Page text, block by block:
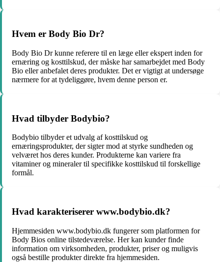
Hvem er Body Bio Dr?
Body Bio Dr kunne referere til en læge eller ekspert inden for
ernæring og kosttilskud, der måske har samarbejdet med Body
Bio eller anbefalet deres produkter. Det er vigtigt at undersøge
nærmere for at tydeliggøre, hvem denne person er.
Hvad tilbyder Bodybio?
Bodybio tilbyder et udvalg af kosttilskud og
ernæringsprodukter, der sigter mod at styrke sundheden og
velværet hos deres kunder. Produkterne kan variere fra
vitaminer og mineraler til specifikke kosttilskud til forskellige
formål.
Hvad karakteriserer www.bodybio.dk?
Hjemmesiden www.bodybio.dk fungerer som platformen for
Body Bios online tilstedeværelse. Her kan kunder finde
information om virksomheden, produkter, priser og muligvis
også bestille produkter direkte fra hjemmesiden.